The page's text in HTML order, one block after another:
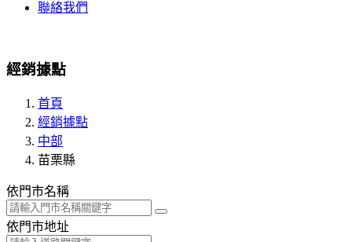
聯絡我們
經銷據點
首頁
經銷據點
中部
苗栗縣
依門市名稱
依門市地址